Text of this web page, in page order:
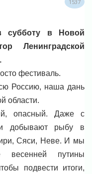
1537
субботу в Новой
Ленинградской
фестиваль.
Россию, наша дань
области.
опасный. Даже с
добывают рыбу в
Сяси, Неве. И мы
путины
подвести итоги,